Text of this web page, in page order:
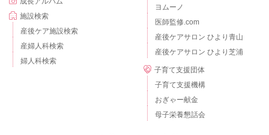
施設検索
産後ケア施設検索
産婦人科検索
婦人科検索
ヨムーノ
医師監修.com
産後ケアサロン ひより青山
産後ケアサロン ひより芝浦
子育て支援団体
子育て支援機構
おぎゃー献金
母子栄養懇話会